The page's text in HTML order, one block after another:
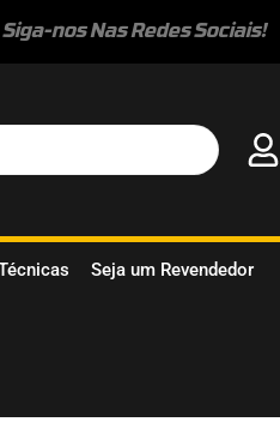
Siga-nos Nas Redes Sociais!
Seja um Revendedor